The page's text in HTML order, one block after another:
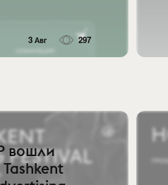
3 Авг 297
вошли